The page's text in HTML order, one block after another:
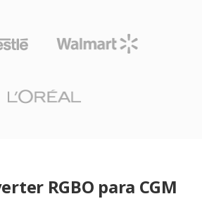
RGBO para CGM